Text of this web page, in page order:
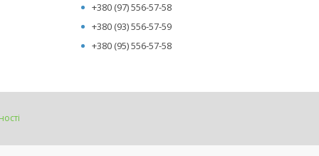
+380 (97) 556-57-58
+380 (93) 556-57-59
+380 (95) 556-57-58